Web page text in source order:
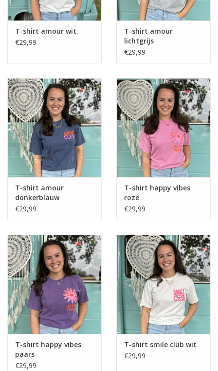
T-shirt amour wit
€29,99
T-shirt amour
lichtgrijs
€29,99
T-shirt amour
donkerblauw
€29,99
T-shirt happy vibes
roze
€29,99
T-shirt happy vibes
paars
€29,99
T-shirt smile club wit
€29,99